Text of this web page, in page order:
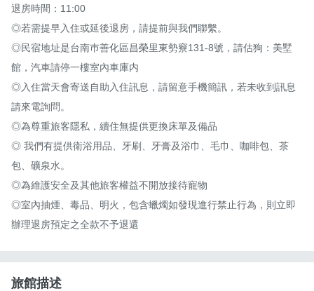
退房時間：11:00
◎若需提早入住或延後退房，請提前與我們聯繫。
◎民宿地址是台南巿善化區昌榮里東勢竂131-8號，請估狗：美墅
館，汽車請停一樓室內車庫内
◎入住當天會寄送自助入住訊息，請留意手機簡訊，若未收到訊息
請來電詢問。
◎為尊重旅客隱私，續住無提供更換床單及備品
◎ 我們有提供衛浴用品、牙刷、牙膏及浴巾、毛巾、咖啡包、茶
包、礦泉水。
◎為維護安全及其他旅客權益不開放接待寵物
◎室內抽煙、毒品、明火，包含蠟燭如發現進行禁止行為，則立即
辦理退房預定之全款不予退還
旅館描述